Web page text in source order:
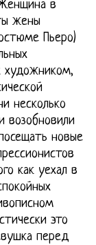
в
жены
Пьеро)
художником,
несколько
возобновили
новые
как уехал в
это
перед